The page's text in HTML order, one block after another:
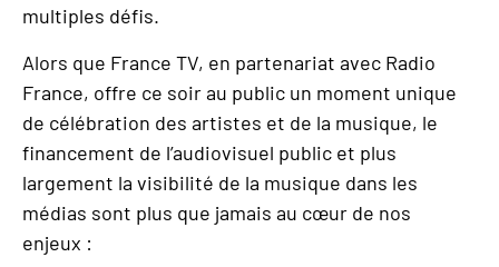
multiples défis.
Alors que France TV, en partenariat avec Radio
France, offre ce soir au public un moment unique
de célébration des artistes et de la musique, le
financement de l’audiovisuel public et plus
largement la visibilité de la musique dans les
médias sont plus que jamais au cœur de nos
enjeux :